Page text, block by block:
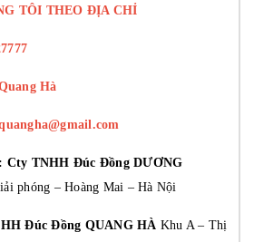
TÔI THEO ĐỊA CHỈ
Hà
Cty TNHH Đúc Đồng DƯƠNG
phóng – Hoàng Mai – Hà Nội
Đúc Đồng QUANG HÀ Khu A – Thị